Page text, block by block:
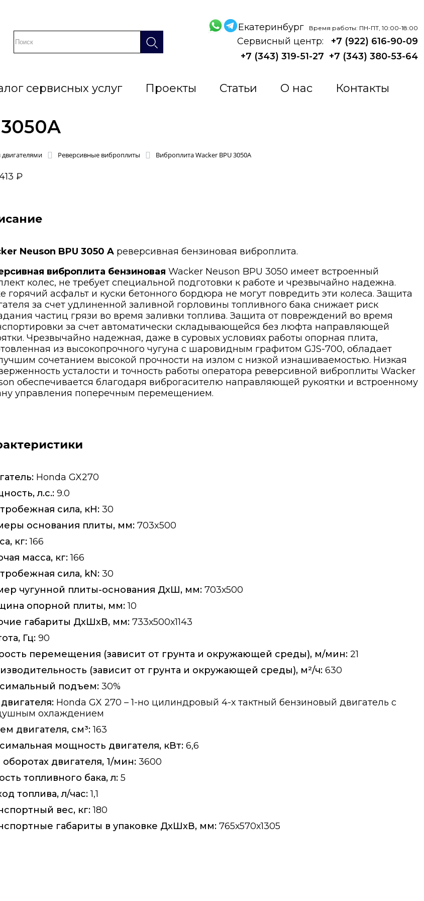
Екатеринбург Время работы: ПН-ПТ, 10:00-18:00
Сервисный центр:
+7 (922) 616-90-09
+7 (343) 319-51-27 +7 (343) 380-53-64
сервисных услуг Проекты Статьи О нас Контакты
Реверсивные виброплиты Виброплита Wacker BPU 3050A
₽
Neuson BPU 3050 A реверсивная бензиновая виброплита.
виброплита бензиновая Wacker Neuson BPU 3050 имеет встроенный
колес, не требует специальной подготовки к работе и чрезвычайно надежна.
горячий асфальт и куски бетонного бордюра не могут повредить эти колеса. Защита
за счет удлиненной заливной горловины топливного бака снижает риск
частиц грязи во время заливки топлива. Защита от повреждений во время
за счет автоматически складывающейся без люфта направляющей
Чрезвычайно надежная, даже в суровых условиях работы опорная плита,
из высокопрочного чугуна с шаровидным графитом GJS-700, обладает
сочетанием высокой прочности на излом с низкой изнашиваемостью. Низкая
усталости и точность работы оператора реверсивной виброплиты Wacker
обеспечивается благодаря виброгасителю направляющей рукоятки и встроенному
управления поперечным перемещением.
Honda GX270
л.с.: 9.0
сила, кН: 30
основания плиты, мм: 703x500
кг:166
масса, кг:166
сила, kN: 30
чугунной плиты-основания ДхШ, мм: 703х500
опорной плиты, мм:10
габариты ДхШхВ, мм: 733х500х1143
Гц: 90
перемещения (зависит от грунта и окружающей среды), м/мин: 21
(зависит от грунта и окружающей среды), м²/ч: 630
подъем: 30%
Honda GX 270 – 1-но цилиндровый 4-х тактный бензиновый двигатель с
охлаждением
двигателя, см³:163
мощность двигателя, кВт: 6,6
двигателя, 1/мин: 3600
топливного бака, л: 5
топлива, л/час:1,1
вес, кг:180
габариты в упаковке ДхШхВ, мм: 765х570х1305